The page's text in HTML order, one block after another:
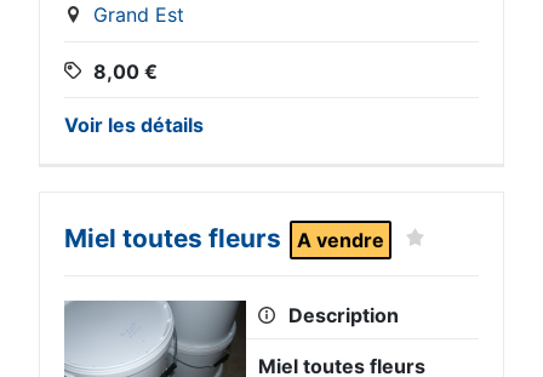
Grand Est
8,00 €
Voir les détails
Miel toutes fleurs A vendre
Description
Miel toutes fleurs